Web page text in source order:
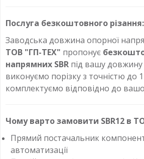
Послуга безкоштовного різання:
Заводська довжина опорної
ТОВ "ГП-ТЕХ" пропонує
напрямних SBR під вашу
виконуємо порізку з точністю до
комплектуємо відповідно до
Чому варто замовити SBR12 в
Прямий постачальник
автоматизації